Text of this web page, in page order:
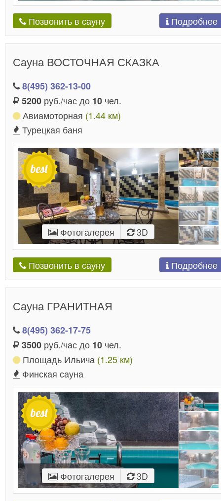
Позвонить в сауну Подробнее
Сауна ВОСТОЧНАЯ СКАЗКА
8(495) 362-13-00
5200 руб./час до 10 чел.
Авиамоторная (1.44 км)
Турецкая баня
Фотогалерея 3D
Позвонить в сауну Подробнее
Сауна ГРАНИТНАЯ
8(495) 362-17-75
3500 руб./час до 10 чел.
Площадь Ильича (1.25 км)
Финская сауна
Фотогалерея 3D